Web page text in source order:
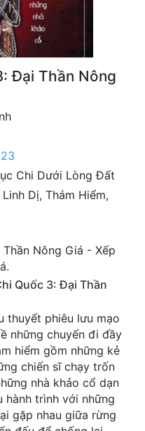
Đại Thần Nông
Chi Dưới Lòng Đất
Linh Dị, Thám Hiểm,
Nông Giá - Xếp
Quốc 3: Đại Thần
thuyết phiêu lưu mạo
những chuyến đi đầy
hiểm gồm những kẻ
chiến sĩ chạy trốn
nhà khảo cổ dạn
hành trình với những
gặp nhau giữa rừng